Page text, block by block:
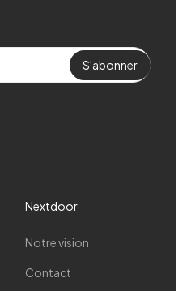
Nextdoor
Notre vision
Contact